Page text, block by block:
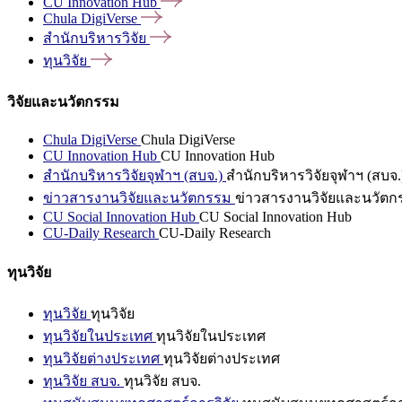
Chula DigiVerse
สำนักบริหารวิจัย
ทุนวิจัย
วิจัยและนวัตกรรม
Chula DigiVerse Chula DigiVerse
CU Innovation Hub CU Innovation Hub
สำนักบริหารวิจัยจุฬาฯ (สบจ.) สำนักบริหารวิจัยจุฬาฯ (สบจ
ข่าวสารงานวิจัยและนวัตกรรม ข่าวสารงานวิจัยและนวัตก
CU Social Innovation Hub CU Social Innovation Hub
CU-Daily Research CU-Daily Research
ทุนวิจัย
ทุนวิจัย ทุนวิจัย
ทุนวิจัยในประเทศ ทุนวิจัยในประเทศ
ทุนวิจัยต่างประเทศ ทุนวิจัยต่างประเทศ
ทุนวิจัย สบจ. ทุนวิจัย สบจ.